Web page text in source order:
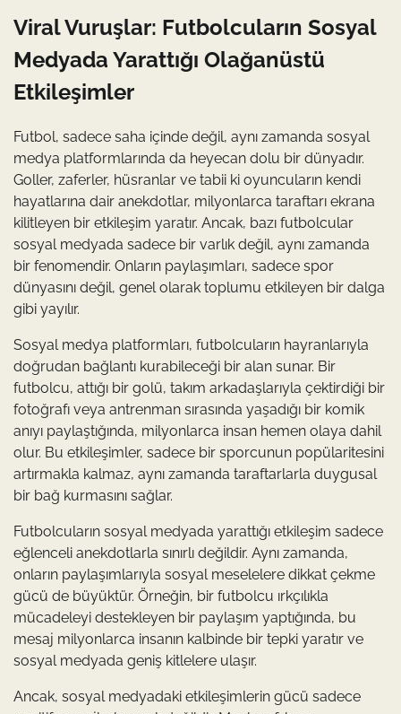
Viral Vuruşlar: Futbolcuların Sosyal
Medyada Yarattığı Olağanüstü
Etkileşimler
Futbol, sadece saha içinde değil, aynı zamanda sosyal
medya platformlarında da heyecan dolu bir dünyadır.
Goller, zaferler, hüsranlar ve tabii ki oyuncuların kendi
hayatlarına dair anekdotlar, milyonlarca taraftarı ekrana
kilitleyen bir etkileşim yaratır. Ancak, bazı futbolcular
sosyal medyada sadece bir varlık değil, aynı zamanda
bir fenomendir. Onların paylaşımları, sadece spor
dünyasını değil, genel olarak toplumu etkileyen bir dalga
gibi yayılır.
Sosyal medya platformları, futbolcuların hayranlarıyla
doğrudan bağlantı kurabileceği bir alan sunar. Bir
futbolcu, attığı bir golü, takım arkadaşlarıyla çektirdiği bir
fotoğrafı veya antrenman sırasında yaşadığı bir komik
anıyı paylaştığında, milyonlarca insan hemen olaya dahil
olur. Bu etkileşimler, sadece bir sporcunun popülaritesini
artırmakla kalmaz, aynı zamanda taraftarlarla duygusal
bir bağ kurmasını sağlar.
Futbolcuların sosyal medyada yarattığı etkileşim sadece
eğlenceli anekdotlarla sınırlı değildir. Aynı zamanda,
onların paylaşımlarıyla sosyal meselelere dikkat çekme
gücü de büyüktür. Örneğin, bir futbolcu ırkçılıkla
mücadeleyi destekleyen bir paylaşım yaptığında, bu
mesaj milyonlarca insanın kalbinde bir tepki yaratır ve
sosyal medyada geniş kitlelere ulaşır.
Ancak, sosyal medyadaki etkileşimlerin gücü sadece